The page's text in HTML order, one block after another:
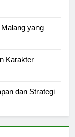
yang Perlu
yang
Karakter
dan Strategi